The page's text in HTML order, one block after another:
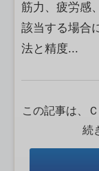
筋力、疲労感
該当する場合
法と精度...
この記事は、
続